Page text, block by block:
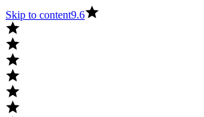
Skip to content9.6